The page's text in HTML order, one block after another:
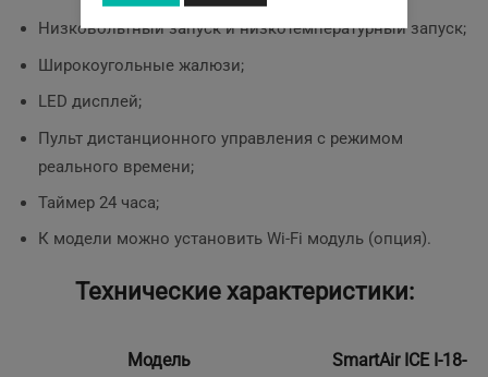
Низковольтный запуск и низкотемпературный запуск;
Широкоугольные жалюзи;
LED дисплей;
Пульт дистанционного управления с режимом
реального времени;
Таймер 24 часа;
К модели можно установить Wi-Fi модуль (опция).
Технические характеристики:
Модель
SmartAir ICE I-18-